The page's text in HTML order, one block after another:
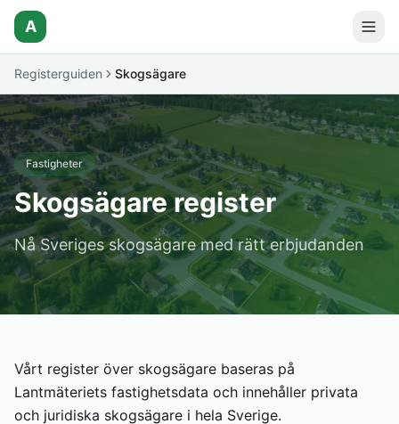
A
Registerguiden Skogsägare
Fastigheter
Skogsägare register
Nå Sveriges skogsägare med rätt erbjudanden
Vårt register över skogsägare baseras på
Lantmäteriets fastighetsdata och innehåller privata
och juridiska skogsägare i hela Sverige.